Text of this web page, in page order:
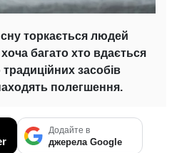
сну торкається людей
хоча багато хто вдається
засобів
полегшення.
Додайте в
джерела Google